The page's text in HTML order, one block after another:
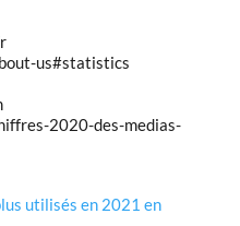
us#statistics
2020-des-medias-
utilisés en 2021 en